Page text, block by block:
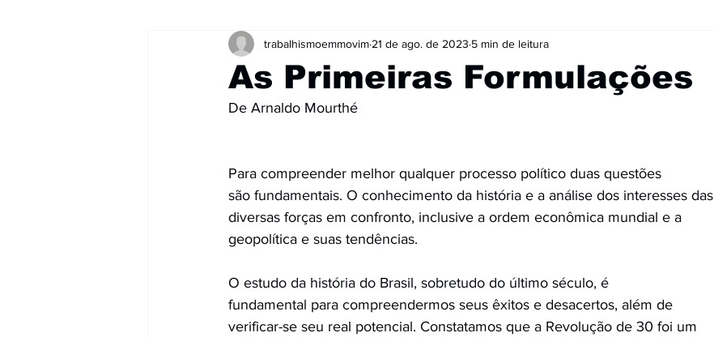
As Primeiras Formulações
trabalhismoemmovim 21 de ago. de 2023 5 min de leitura
De Arnaldo Mourthé
Para compreender melhor qualquer processo político duas questões
são fundamentais. O conhecimento da história e a análise dos interesses das
diversas forças em confronto, inclusive a ordem econômica mundial e a
geopolítica e suas tendências.
O estudo da história do Brasil, sobretudo do último século, é
fundamental para compreendermos seus êxitos e desacertos, além de
verificar-se seu real potencial. Constatamos que a Revolução de 30 foi um